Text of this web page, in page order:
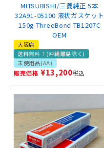
MITSUBISHI/三菱純正 5本
32A91-05100 液状ガスケット
150g ThreeBond TB1207C
OEM
大阪店
送料無料！(沖縄離島除く)
未使用品(AA)
販売価格 ¥13,200税込